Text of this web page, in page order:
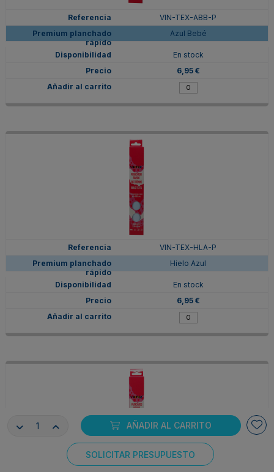
AÑADIR AL CARRITO
SOLICITAR PRESUPUESTO
VIN-TEX-ABB-P
Azul Bebé
En stock
6,95 €
VIN-TEX-HLA-P
Hielo Azul
En stock
6,95 €
Consentimiento de cookies